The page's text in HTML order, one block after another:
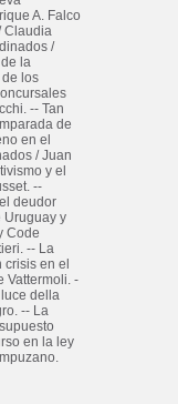
A. Falco
Claudia
/
la
los
-- Tan
de
en el
/ Juan
y el
--
deudor
Uruguay y
Code
-- La
en el
Vattermoli. -
della
-- La
en la ley